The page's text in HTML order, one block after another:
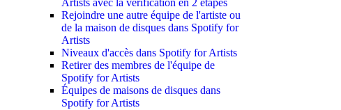
Artists avec la vérification en 2 étapes
Rejoindre une autre équipe de l'artiste ou
de la maison de disques dans Spotify for
Artists
Niveaux d'accès dans Spotify for Artists
Retirer des membres de l'équipe de
Spotify for Artists
Équipes de maisons de disques dans
Spotify for Artists